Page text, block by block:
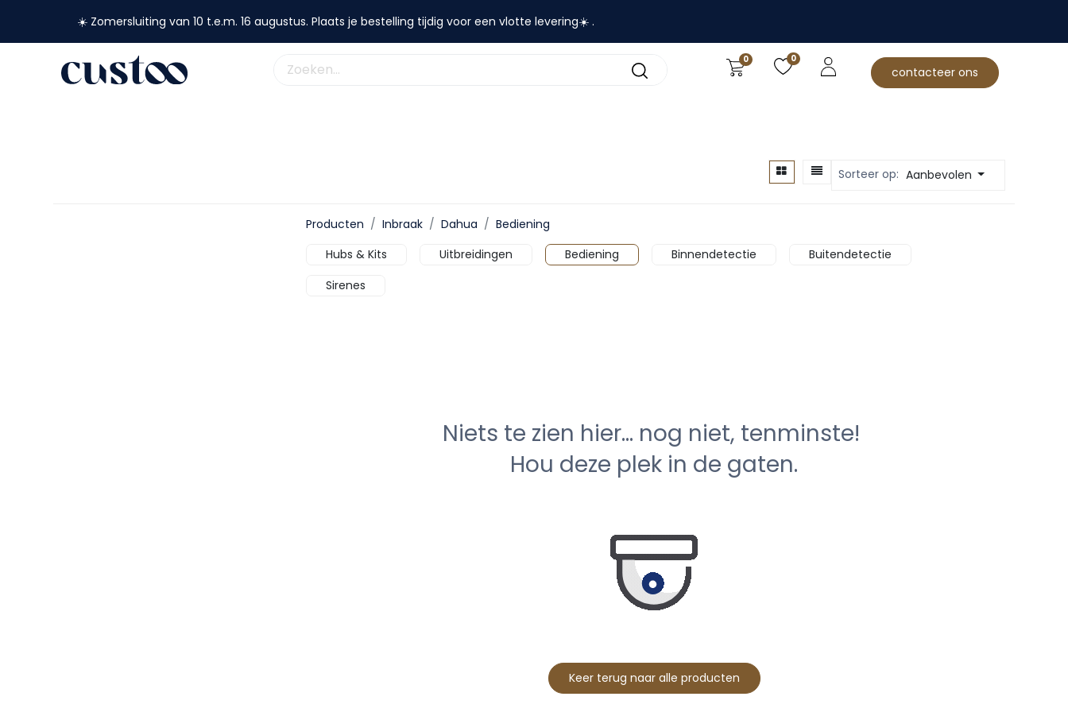
☀️ Zomersluiting van 10 t.e.m. 16 augustus. Plaats je bestelling tijdig voor een vlotte levering☀️ .
0 0
contacteer ons
Sorteer op: Aanbevolen
Producten Inbraak Dahua
Bediening
Hubs & Kits
Uitbreidingen Bediening Binnendetectie
Buitendetectie
Sirenes
Niets te zien hier... nog niet, tenminste!
Hou deze plek in de gaten.
Keer terug naar alle producten